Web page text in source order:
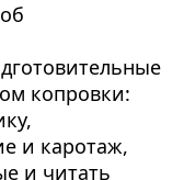
копровки:
и каротаж,
и читать